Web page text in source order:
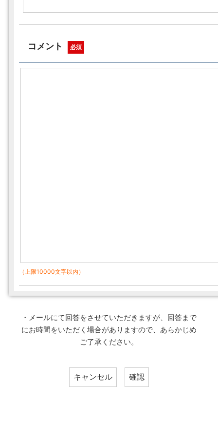
コメント 必須
（上限10000文字以内）
・メールにて回答をさせていただきますが、回答まで
にお時間をいただく場合がありますので、あらかじめ
ご了承ください。